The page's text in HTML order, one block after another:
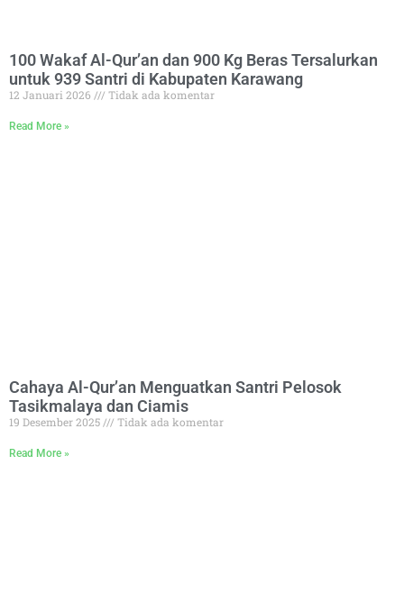
100 Wakaf Al-Qur’an dan 900 Kg Beras Tersalurkan
untuk 939 Santri di Kabupaten Karawang
12 Januari 2026 Tidak ada komentar
Read More »
Cahaya Al-Qur’an Menguatkan Santri Pelosok
Tasikmalaya dan Ciamis
19 Desember 2025 Tidak ada komentar
Read More »